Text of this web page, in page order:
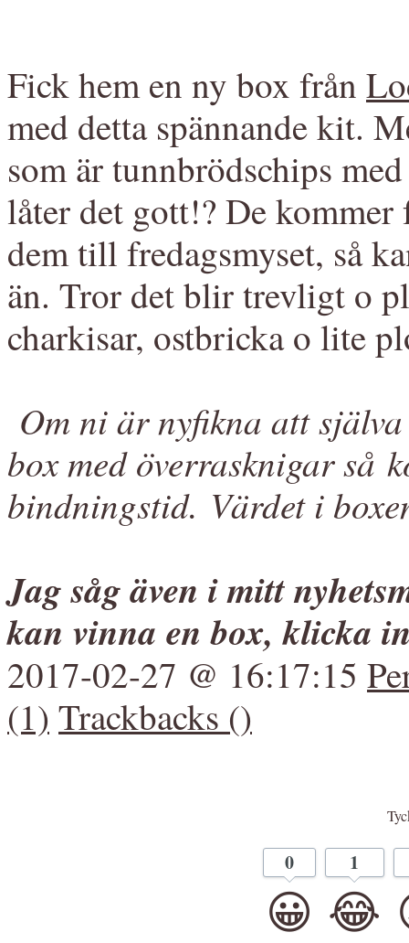
Fick hem en ny box från
med detta spännande kit.
som är tunnbrödschips
låter det gott!? De
dem till fredagsmyset, så
än. Tror det blir trevligt o
charkisar, ostbricka o lite
Om ni är nyfikna att
box med överrasknigar så
bindningstid. Värdet i
Jag såg även i mitt
kan vinna en box, klicka
2017-02-27 @ 16:17:15
(1) Trackbacks ()
0
😀
1
😂